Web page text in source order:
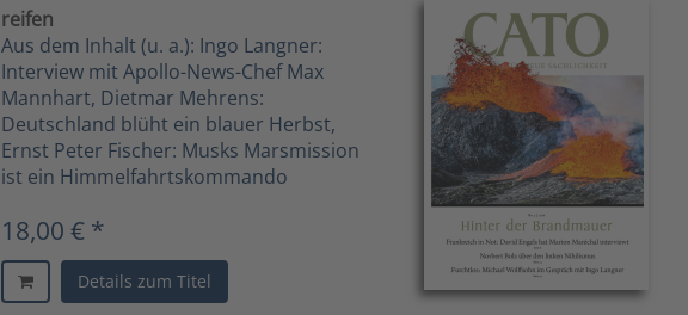
reifen
Aus dem Inhalt (u. a.): Ingo Langner:
Interview mit Apollo-News-Chef Max
Mannhart, Dietmar Mehrens:
Deutschland blüht ein blauer Herbst,
Ernst Peter Fischer: Musks Marsmission
ist ein Himmelfahrtskommando
18,00 € *
Details zum Titel